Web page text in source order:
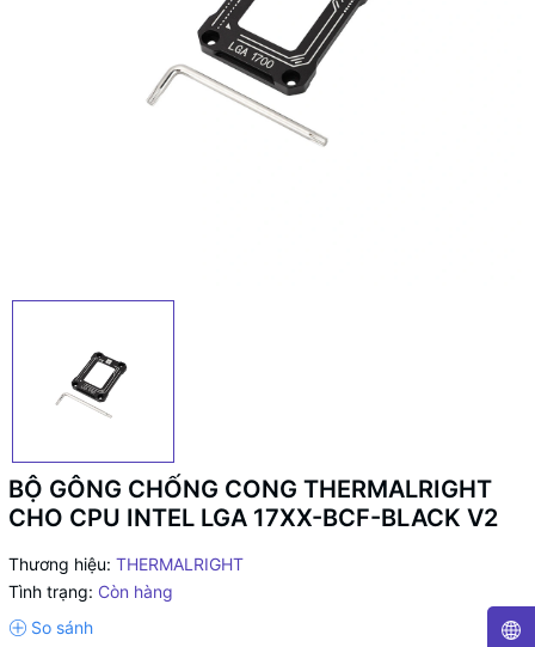
BỘ GÔNG CHỐNG CONG THERMALRIGHT
CHO CPU INTEL LGA 17XX-BCF-BLACK V2
Thương hiệu: THERMALRIGHT
Tình trạng: Còn hàng